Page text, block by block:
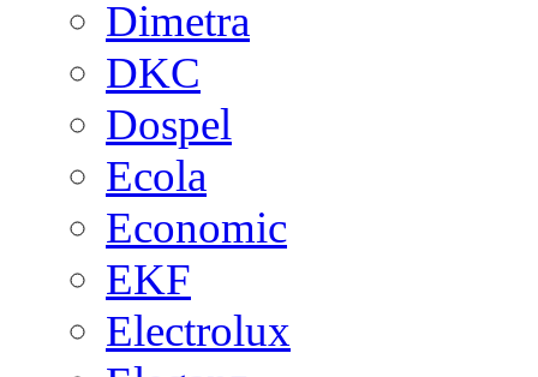
Dimetra
DKC
Dospel
Ecola
Economic
EKF
Electrolux